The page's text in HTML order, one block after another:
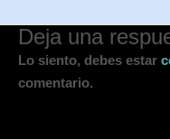
Deja una
Lo siento, debes estar
comentario.